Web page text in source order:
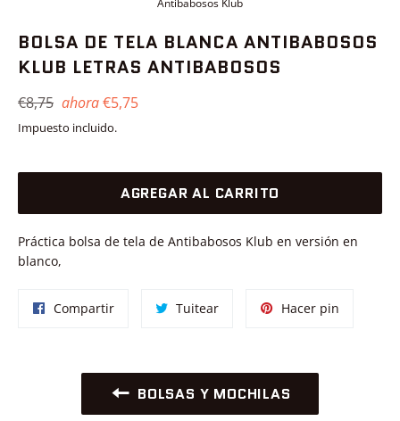
Antibabosos Klub
BOLSA DE TELA BLANCA ANTIBABOSOS
KLUB LETRAS ANTIBABOSOS
Precio
habitual
€8,75 ahora€5,75
Impuesto incluido.
AGREGAR AL CARRITO
Práctica bolsa de tela de Antibabosos Klub en versión en
blanco,
CompartirCompartir TuitearTuitear
Hacer pin
BOLSAS Y MOCHILAS